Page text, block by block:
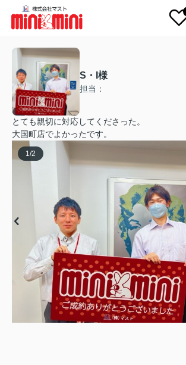
S・I様
担当：
とても親切に対応してくださった。
大国町店でよかったです。
1 /2